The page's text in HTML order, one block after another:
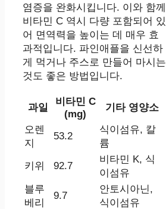
염증을 완화시킵니다. 이와 함께
비타민 C 역시 다량 포함되어 있
어 면역력을 높이는 데 매우 효
과적입니다. 파인애플을 신선하
게 먹거나 주스로 만들어 마시는
것도 좋은 방법입니다.
과일
비타민 C
(mg)
기타 영양소
오렌
지
53.2
식이섬유, 칼
륨
키위
92.7
비타민 K, 식
이섬유
블루
베리
9.7
안토시아닌,
식이섬유